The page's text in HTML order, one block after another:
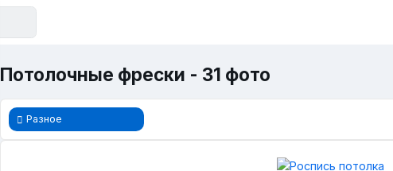
Потолочные фрески - 31 фото
Разное